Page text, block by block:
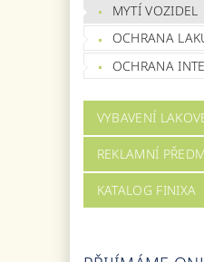
MYTÍ VOZIDEL
OCHRANA
OCHRANA
VYBAVENÍ
REKLAMNÍ
KATALOG FINIXA